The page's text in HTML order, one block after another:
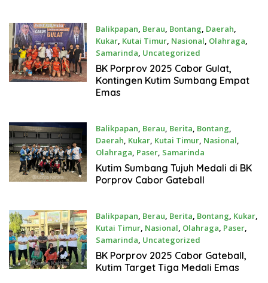
Balikpapan, Berau, Bontang, Daerah,
Kukar, Kutai Timur, Nasional, Olahraga,
Samarinda, Uncategorized
Desember 8, 2025
BK Porprov 2025 Cabor Gulat,
Kontingen Kutim Sumbang Empat
Emas
Balikpapan, Berau, Berita, Bontang,
Daerah, Kukar, Kutai Timur, Nasional,
Olahraga, Paser, Samarinda
Desember 8, 2025
Kutim Sumbang Tujuh Medali di BK
Porprov Cabor Gateball
Balikpapan, Berau, Berita, Bontang, Kukar,
Kutai Timur, Nasional, Olahraga, Paser,
Samarinda, Uncategorized
Desember 3, 2025
BK Porprov 2025 Cabor Gateball,
Kutim Target Tiga Medali Emas